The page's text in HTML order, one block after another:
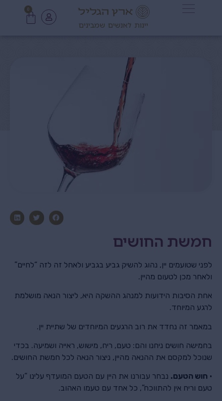
יינות לאנשים שמבינים
0
חמשת החושים
לפני שטועמים יין, נהוג להשיק גביע בגביע ולאחל זה לזה “לחיים”
ולאחר מכן לטעום מהיין.
אחת הסיבות הידועות למנהג ההשקה היא, ליצור הנאה מושלמת
לרגע המיוחד.
במאמר זה נחדד את רוב הרגעים המיוחדים של שתיית יין.
בחמישה חושים ניחנו והם: טעם, ריח, מישוש, ראייה ושמיעה. בכדי
שנוכל למקסם את ההנאה מהיין, ניצור הנאה לכל חמשת החושים.
• חוש הטעם. נבחר עבורנו את היין עם הטעם המועדף עלינו “על
טעם וריח אין להתווכח”, כל אחד עם טעמו האהוב.